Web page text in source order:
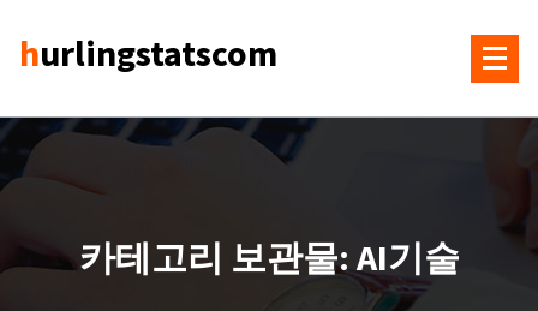
건
뛰
hurlingstatscom
카테고리 보관물: AI기술